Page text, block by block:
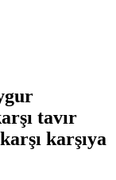
tavır
karşıya